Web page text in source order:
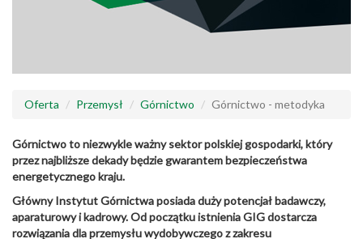
Oferta Przemysł Górnictwo Górnictwo - metodyka
Górnictwo to niezwykle ważny sektor polskiej gospodarki, który
przez najbliższe dekady będzie gwarantem bezpieczeństwa
energetycznego kraju.
Główny Instytut Górnictwa posiada duży potencjał badawczy,
aparaturowy i kadrowy. Od początku istnienia GIG dostarcza
rozwiązania dla przemysłu wydobywczego z zakresu